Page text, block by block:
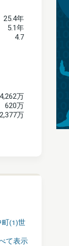
25.4年
5.1年
4.7
万
620万
2,377万
町(1)世
て表示